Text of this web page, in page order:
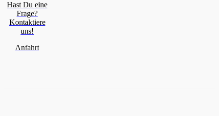
Hast Du eine
Frage?
Kontaktiere
uns!
Anfahrt